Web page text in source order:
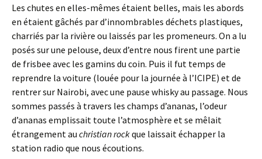
Les chutes en elles-mêmes étaient belles, mais les abords
en étaient gâchés par d’innombrables déchets plastiques,
charriés par la rivière ou laissés par les promeneurs. On a lu
posés sur une pelouse, deux d’entre nous firent une partie
de frisbee avec les gamins du coin. Puis il fut temps de
reprendre la voiture (louée pour la journée à l’ICIPE) et de
rentrer sur Nairobi, avec une pause whisky au passage. Nous
sommes passés à travers les champs d’ananas, l’odeur
d’ananas emplissait toute l’atmosphère et se mêlait
étrangement au christian rockque laissait échapper la
station radio que nous écoutions.